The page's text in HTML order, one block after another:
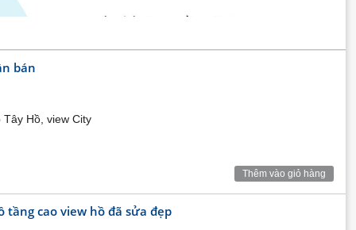
bán
Hồ, view City
Thêm vào giỏ hàng
tầng cao view hồ đã sửa đẹp